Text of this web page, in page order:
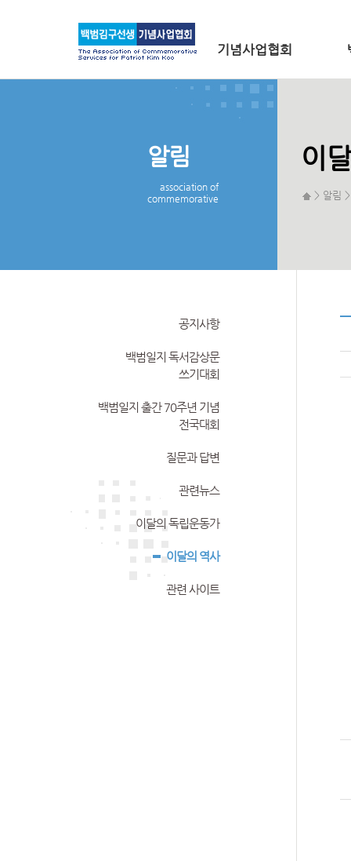
기념사업협회
알림
association of
commemorative
이
> 알림
공지사항
백범일지 독서감상문
쓰기대회
백범일지 출간 70주년 기념
전국대회
질문과 답변
관련뉴스
이달의 독립운동가
이달의 역사
관련 사이트